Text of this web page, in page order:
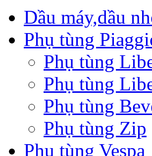
Dầu máy,dầu
Phụ tùng
Phụ tùng
Phụ tùng
Phụ tùng
Phụ tùng Zip
Phụ tùng Vespa